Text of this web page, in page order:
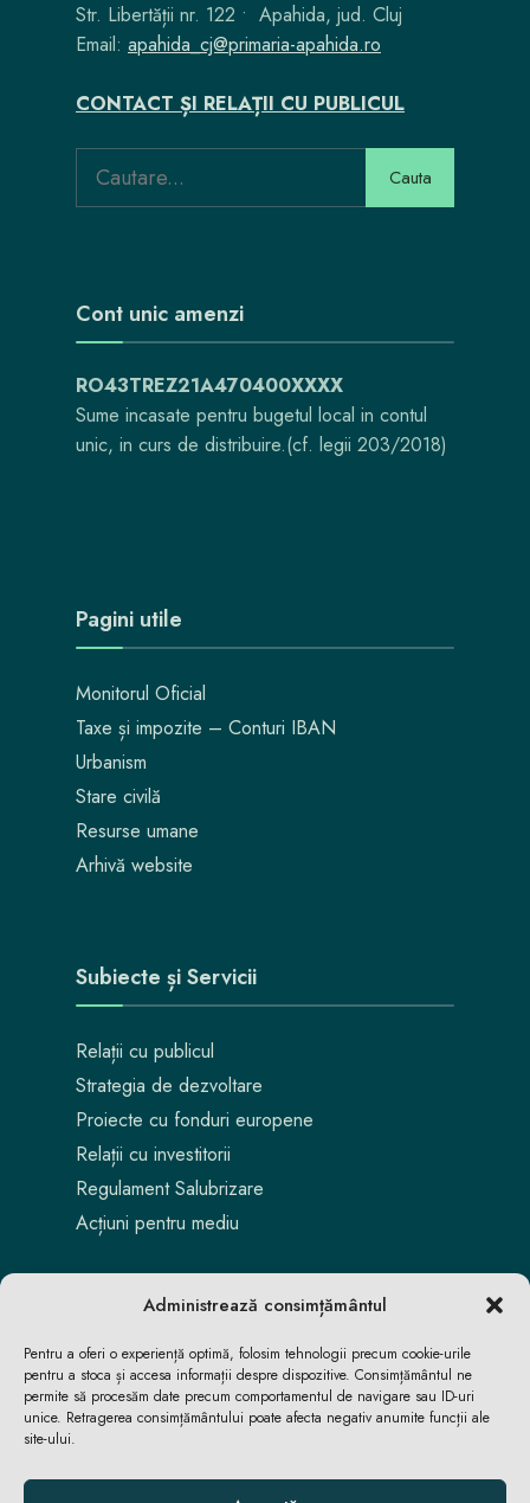
Administrează consimțământul
Pentru a oferi o experiență optimă, folosim tehnologii precum cookie-urile
pentru a stoca și accesa informații despre dispozitive. Consimțământul ne
permite să procesăm date precum comportamentul de navigare sau ID-uri
unice. Retragerea consimțământului poate afecta negativ anumite funcții ale
site-ului.
Str. Libertății nr. 122 • Apahida, jud. Cluj
Email: apahida_cj@primaria-apahida.ro
CONTACT ȘI RELAȚII CU PUBLICUL
Cauta
Cont unic amenzi
RO43TREZ21A470400XXXX
Sume incasate pentru bugetul local in contul
unic, in curs de distribuire.(cf. legii 203/2018)
Pagini utile
Monitorul Oficial
Taxe și impozite – Conturi IBAN
Urbanism
Stare civilă
Resurse umane
Arhivă website
Subiecte și Servicii
Relații cu publicul
Strategia de dezvoltare
Proiecte cu fonduri europene
Relații cu investitorii
Regulament Salubrizare
Acțiuni pentru mediu